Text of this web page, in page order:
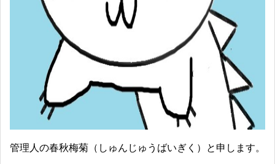
管理人の春秋梅菊（しゅんじゅうばいぎく）と申します。